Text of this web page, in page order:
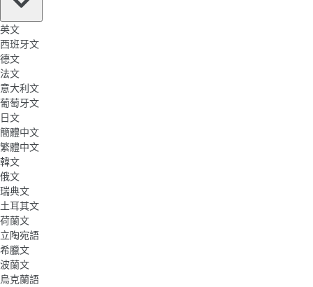
英文
西班牙文
德文
法文
意大利文
葡萄牙文
日文
簡體中文
繁體中文
韓文
俄文
瑞典文
土耳其文
荷蘭文
立陶宛語
希臘文
波蘭文
烏克蘭語